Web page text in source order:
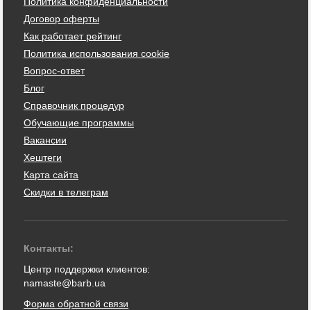
Договор оферты
Как работает рейтинг
Политика использования cookie
Вопрос-ответ
Блог
Справочник процедур
Обучающие программы
Вакансии
Хештеги
Карта сайта
Скидки в телеграм
Контакты:
Центр поддержки клиентов:
namaste@barb.ua
Форма обратной связи